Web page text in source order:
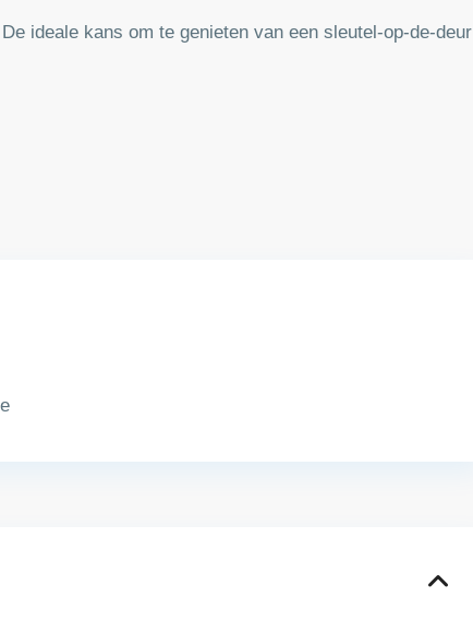
ideale kans om te genieten van een sleutel-op-de-deur